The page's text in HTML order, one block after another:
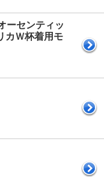
ーセンティッ
カＷ杯着用モ